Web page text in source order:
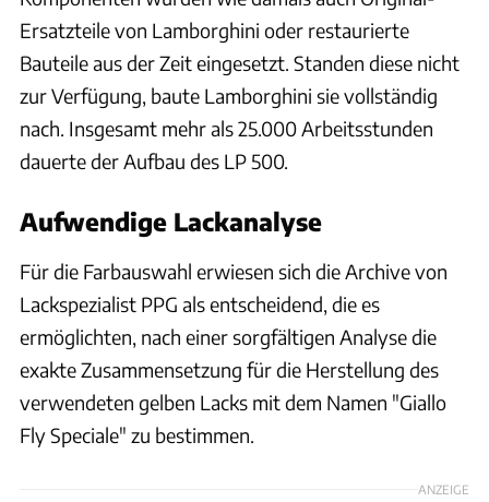
Ersatzteile von Lamborghini oder restaurierte
Bauteile aus der Zeit eingesetzt. Standen diese nicht
zur Verfügung, baute Lamborghini sie vollständig
nach. Insgesamt mehr als 25.000 Arbeitsstunden
dauerte der Aufbau des LP 500.
Aufwendige Lackanalyse
Für die Farbauswahl erwiesen sich die Archive von
Lackspezialist PPG als entscheidend, die es
ermöglichten, nach einer sorgfältigen Analyse die
exakte Zusammensetzung für die Herstellung des
verwendeten gelben Lacks mit dem Namen "Giallo
Fly Speciale" zu bestimmen.
ANZEIGE